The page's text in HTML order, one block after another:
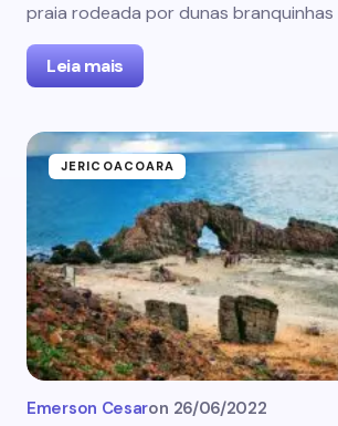
praia rodeada por dunas branquinhas
Leia mais
JERICOACOARA
Emerson Cesaron 26/06/2022